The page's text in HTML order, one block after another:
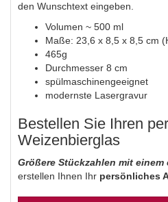
den Wunschtext eingeben.
Volumen ~ 500 ml
Maße: 23,6 x 8,5 x 8,5 cm
465g
Durchmesser 8 cm
spülmaschinengeeignet
modernste Lasergravur
Bestellen Sie Ihren
Weizenbierglas
Größere Stückzahlen mit
erstellen Ihnen Ihr persönliches